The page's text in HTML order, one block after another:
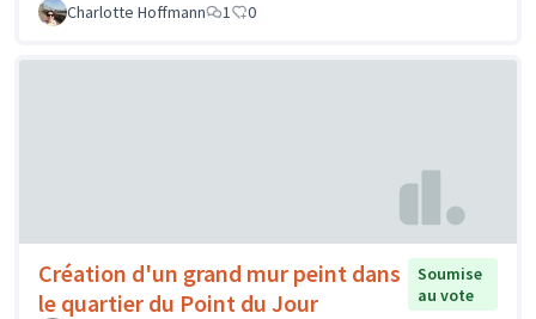
Charlotte Hoffmann
1 0
Création d'un grand mur peint dans
le quartier du Point du Jour
Soumise
au vote